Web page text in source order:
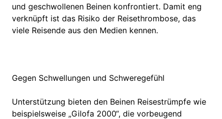
und geschwollenen Beinen konfrontiert. Damit eng
verknüpft ist das Risiko der Reisethrombose, das
viele Reisende aus den Medien kennen.
Gegen Schwellungen und Schweregefühl
Unterstützung bieten den Beinen Reisestrümpfe wie
beispielsweise „Gilofa 2000“, die vorbeugend